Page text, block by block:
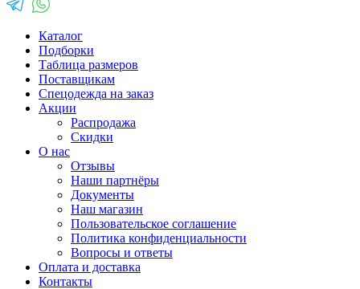
Каталог
Подборки
Таблица размеров
Поставщикам
Спецодежда на заказ
Акции
Распродажа
Скидки
О нас
Отзывы
Наши партнёры
Документы
Наш магазин
Пользовательское соглашение
Политика конфиденциальности
Вопросы и ответы
Оплата и доставка
Контакты